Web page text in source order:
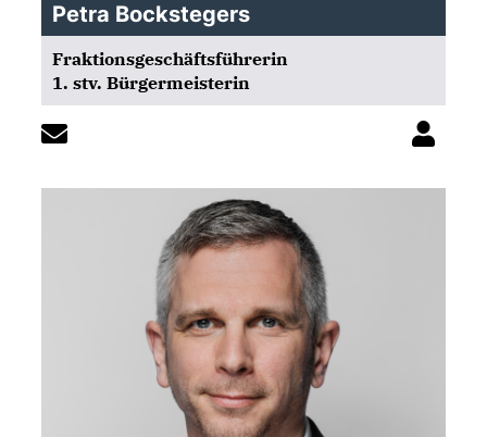
Petra Bockstegers
Fraktionsgeschäftsführerin
1. stv. Bürgermeisterin